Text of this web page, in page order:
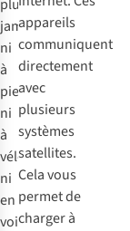
plus
jamais
ni
à
pied,
ni
à
vélo,
ni
en
voiture.
appareils
communiquent
directement
avec
plusieurs
systèmes
satellites.
Cela vous
permet de
charger à